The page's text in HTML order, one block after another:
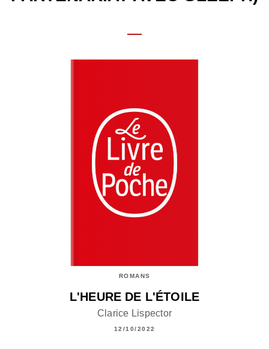
ROMANS
L'HEURE DE L'ÉTOILE
Clarice Lispector
12/10/2022